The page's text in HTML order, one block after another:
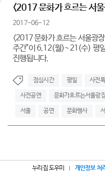
<2017 문화가 흐르는 서
2017-06-12
<2017 문화가 흐르는 서울광
주간"이 6.12(월)~21(수) 평
진행됩니다.
점심시간 평일 사전
사전공연 문화가흐르는서울광
서울 공연 문화행사
누리집 도우미 개인정보 처